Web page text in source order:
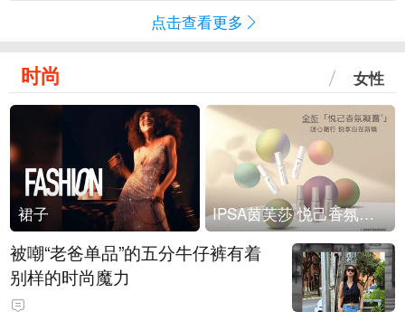
点击查看更多
时尚 女性
裙子 IPSA茵芙莎 悦己香氛凝露上市
被嘲“老爸单品”的五分牛仔裤有着
别样的时尚魔力